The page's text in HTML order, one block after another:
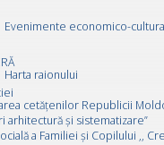
Evenimente economico-
Harta raionului
cetățenilor Republicii
arhitectură și sistematizare”
a Familiei și Copilului ,,